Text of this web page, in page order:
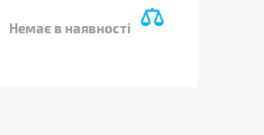
Немає в наявності